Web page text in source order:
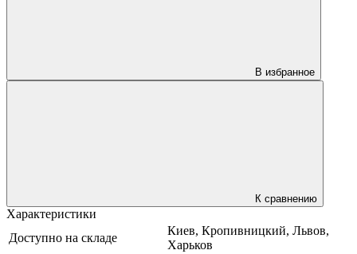
В избранное
К сравнению
Характеристики
Доступно на складе
Киев, Кропивницкий, Львов,
Харьков